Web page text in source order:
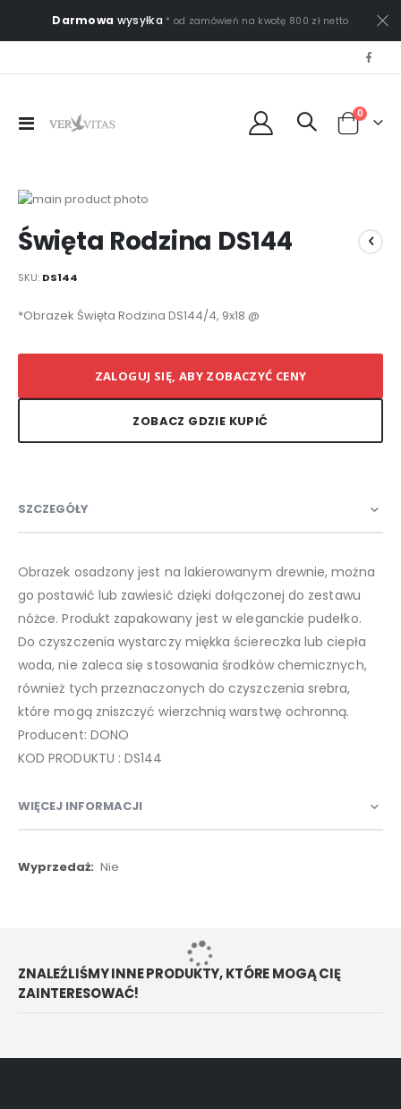
Darmowa wysyłka * od zamówień na kwotę 800 zł netto
Przełącznik
Cart
0
Przejdź
koniec
galerii
na
początek
galerii
Święta Rodzina DS144
SKU DS144
Elementy
*Obrazek Święta Rodzina DS144/4, 9x18 @
ZALOGUJ SIĘ, ABY ZOBACZYĆ CENY
ZOBACZ GDZIE KUPIĆ
SZCZEGÓŁY
Obrazek osadzony jest na lakierowanym drewnie, można
go postawić lub zawiesić dzięki dołączonej do zestawu
nóżce. Produkt zapakowany jest w eleganckie pudełko.
Do czyszczenia wystarczy miękka ściereczka lub ciepła
woda, nie zaleca się stosowania środków chemicznych,
również tych przeznaczonych do czyszczenia srebra,
które mogą zniszczyć wierzchnią warstwę ochronną.
Producent: DONO
KOD PRODUKTU : DS144
WIĘCEJ INFORMACJI
Więcej
Nie
ZNALEŹLIŚMY INNE PRODUKTY, KTÓRE MOGĄ CIĘ
ZAINTERESOWAĆ!